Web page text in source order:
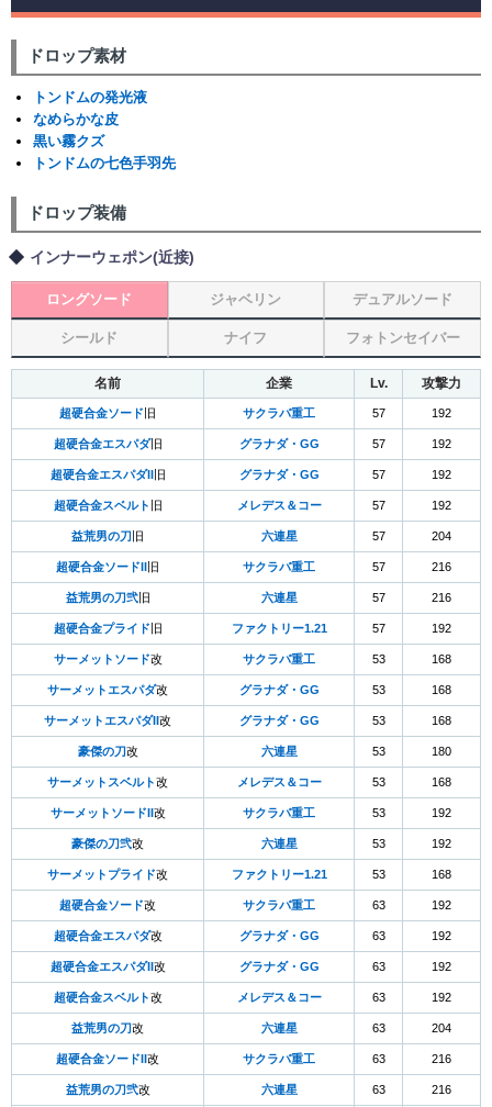
ドロップ素材
トンドムの発光液
なめらかな皮
黒い霧クズ
トンドムの七色手羽先
ドロップ装備
インナーウェポン(近接)
ロングソード ジャベリン デュアルソード
シールド ナイフ フォトンセイバー
名前 企業 Lv. 攻撃力
超硬合金ソード 旧 サクラバ重工 57 192
超硬合金エスパダ旧 グラナダ・GG 57 192
超硬合金エスパダII 旧 グラナダ・GG 57 192
超硬合金スベルト 旧 メレデス＆コー 57 192
益荒男の刀 旧 六連星 57 204
超硬合金ソードII 旧 サクラバ重工 57 216
益荒男の刀弐旧 六連星 57 216
超硬合金プライド 旧 ファクトリー1.21 57 192
サーメットソード改 サクラバ重工 53 168
サーメットエスパダ改 グラナダ・GG 53 168
サーメットエスパダII 改 グラナダ・GG 53 168
豪傑の刀改 六連星 53 180
サーメットスベルト改 メレデス＆コー 53 168
サーメットソードII 改 サクラバ重工 53 192
豪傑の刀弐改 六連星 53 192
サーメットプライド改 ファクトリー1.21 53 168
超硬合金ソード改 サクラバ重工 63 192
超硬合金エスパダ改 グラナダ・GG 63 192
超硬合金エスパダII 改 グラナダ・GG 63 192
超硬合金スベルト改 メレデス＆コー 63 192
益荒男の刀改 六連星 63 204
超硬合金ソードII 改 サクラバ重工 63 216
益荒男の刀弐改 六連星 63 216